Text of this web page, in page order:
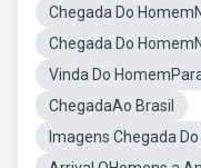
Chegada Do
Chegada Do
Vinda Do
ChegadaAo Brasil
Imagens Chegada